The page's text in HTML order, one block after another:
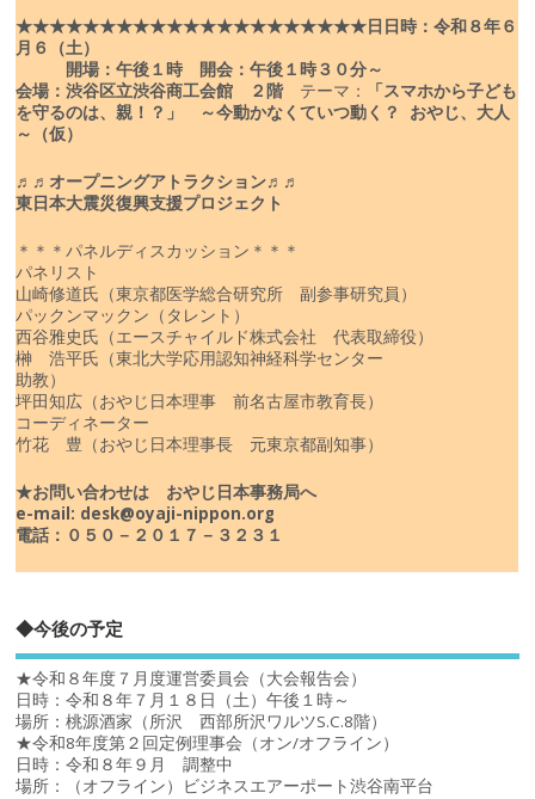
★★★★★★★★★★★★★★★★★★★★★日 日時：令和８年６
月６（土）
開場：午後１時 開会：午後１時３０分～
会場：渋谷区立渋谷商工会館 ２階 テーマ：
「スマホから子ども
を守るのは、親！？」
～今動かなくていつ動く？ おやじ、大人
～（仮）
♬♬オープニングアトラクション♬♬
東日本大震災復興支援プロジェクト
＊＊＊パネルディスカッション＊＊＊
パネリスト
山崎修道氏（東京都医学総合研究所 副参事研究員）
パックンマックン（タレント）
西谷雅史氏（エースチャイルド株式会社 代表取締役）
榊 浩平氏（東北大学応用認知神経科学センター
助教）
坪田知広（おやじ日本理事 前名古屋市教育長）
コーディネーター
竹花 豊（おやじ日本理事長 元東京都副知事）
★お問い合わせは おやじ日本事務局へ
e-mail: desk@oyaji-nippon.org
電話：０５０－２０１７－３２３１
◆今後の予定
★令和８年度７月度運営委員会（大会報告会）
日時：令和８年７月１８日（土）午後１時～
場所：桃源酒家（所沢 西部所沢ワルツS.C.8階）
★令和8年度第２回定例理事会（オン/オフライン）
日時：令和８年９月 調整中
場所：（オフライン）ビジネスエアーポート渋谷南平台